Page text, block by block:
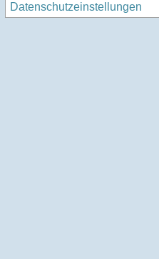
Datenschutzeinstellungen